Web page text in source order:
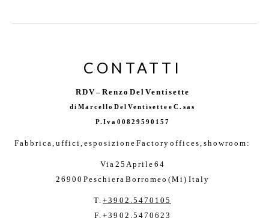
CONTATTI
RDV – Renzo Del Ventisette
di Marcello Del Ventisette e C. sas
P.Iva 00829590157
Fabbrica, uffici, esposizione Factory offices, showroom:
Via 25 Aprile 64
26900 Peschiera Borromeo (Mi) Italy
T. +39 02.5470105
F. +39 02.5470623